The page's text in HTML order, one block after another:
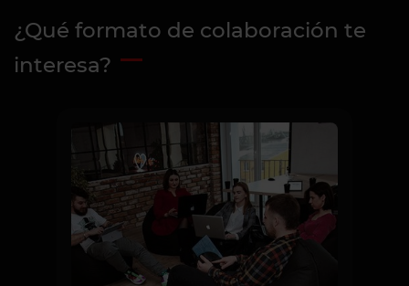
¿Qué formato de colaboración te
interesa?